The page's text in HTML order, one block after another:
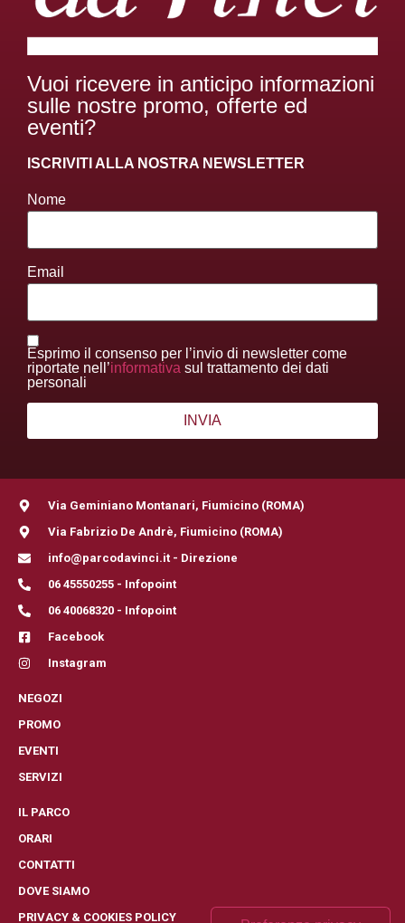
Vuoi ricevere in anticipo informazioni
sulle nostre promo, offerte ed
eventi?
ISCRIVITI ALLA NOSTRA NEWSLETTER
Nome
Email
Esprimo il consenso per l’invio di newsletter come
riportate nell’informativa sul trattamento dei dati
personali
Via Geminiano Montanari, Fiumicino (ROMA)
Via Fabrizio De Andrè, Fiumicino (ROMA)
info@parcodavinci.it - Direzione
06 45550255 - Infopoint
06 40068320 - Infopoint
Facebook
Instagram
NEGOZI
PROMO
EVENTI
SERVIZI
IL PARCO
ORARI
CONTATTI
DOVE SIAMO
PRIVACY & COOKIES POLICY